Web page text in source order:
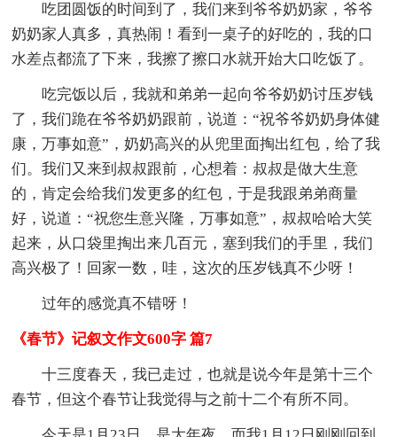
吃团圆饭的时间到了，我们来到爷爷奶奶家，爷爷
奶奶家人真多，真热闹！看到一桌子的好吃的，我的口
水差点都流了下来，我擦了擦口水就开始大口吃饭了。
吃完饭以后，我就和弟弟一起向爷爷奶奶讨压岁钱
了，我们跪在爷爷奶奶跟前，说道：“祝爷爷奶奶身体健
康，万事如意”，奶奶高兴的从兜里面掏出红包，给了我
们。我们又来到叔叔跟前，心想着：叔叔是做大生意
的，肯定会给我们发更多的红包，于是我跟弟弟商量
好，说道：“祝您生意兴隆，万事如意”，叔叔哈哈大笑
起来，从口袋里掏出来几百元，塞到我们的手里，我们
高兴极了！回家一数，哇，这次的压岁钱真不少呀！
过年的感觉真不错呀！
《春节》记叙文作文600字 篇7
十三度春天，我已走过，也就是说今年是第十三个
春节，但这个春节让我觉得与之前十二个有所不同。